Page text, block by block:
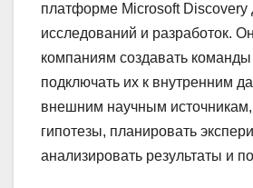
платформе Microsoft Discovery
исследований и разработок.
компаниям создавать
подключать их к внутренним
внешним научным источникам,
гипотезы, планировать
анализировать результаты и